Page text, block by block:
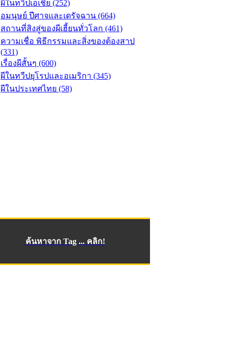
ผีในทวีปเอเชีย (252)
อมนุษย์ ปีศาจและเดรัจฉาน (664)
สถานที่สิงสู่ของผีเฮี้ยนทั่วโลก (461)
ความเชื่อ พิธีกรรมและสิ่งของต้องสาป
(331)
เรื่องผีสั้นๆ (600)
ผีในทวีปยุโรปและอเมริกา (345)
ผีในประเทศไทย (58)
ค้นหาจาก Tag ... คลิก!